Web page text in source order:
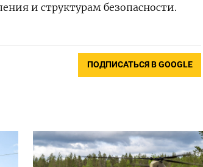
и структурам безопасности.
ПОДПИСАТЬСЯ В GOOGLE